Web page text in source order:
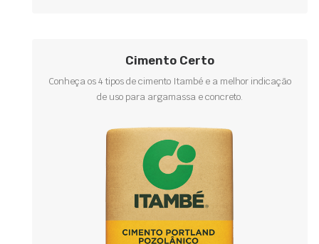
Cimento Certo
Conheça os 4 tipos de cimento Itambé e a melhor indicação
de uso para argamassa e concreto.